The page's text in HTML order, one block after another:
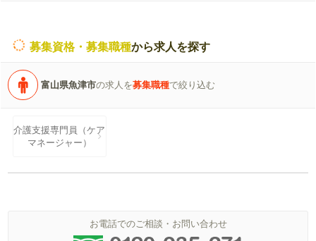
募集資格・募集職種から求人を探す
富山県魚津市の求人を募集職種で絞り込む
介護支援専門員（ケア
マネージャー）
お電話でのご相談・お問い合わせ